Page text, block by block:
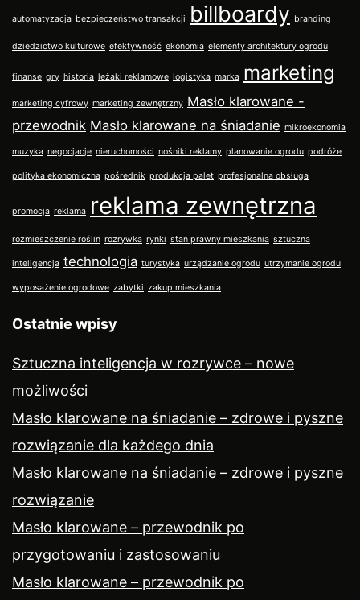
automatyzacja bezpieczeństwo transakcji billboardy branding
dziedzictwo kulturowe efektywność ekonomia elementy architektury ogrodu
finanse gry historia leżaki reklamowe logistyka marka marketing
marketing cyfrowy marketing zewnętrzny Masło klarowane -
przewodnik Masło klarowane na śniadanie mikroekonomia
muzyka negocjacje nieruchomości nośniki reklamy planowanie ogrodu podróże
polityka ekonomiczna pośrednik produkcja palet profesjonalna obsługa
promocja reklama reklama zewnętrzna
rozmieszczenie roślin rozrywka rynki stan prawny mieszkania sztuczna
inteligencja technologia turystyka urządzanie ogrodu utrzymanie ogrodu
wyposażenie ogrodowe zabytki zakup mieszkania
Ostatnie wpisy
Sztuczna inteligencja w rozrywce – nowe
możliwości
Masło klarowane na śniadanie – zdrowe i pyszne
rozwiązanie dla każdego dnia
Masło klarowane na śniadanie – zdrowe i pyszne
rozwiązanie
Masło klarowane – przewodnik po
przygotowaniu i zastosowaniu
Masło klarowane – przewodnik po